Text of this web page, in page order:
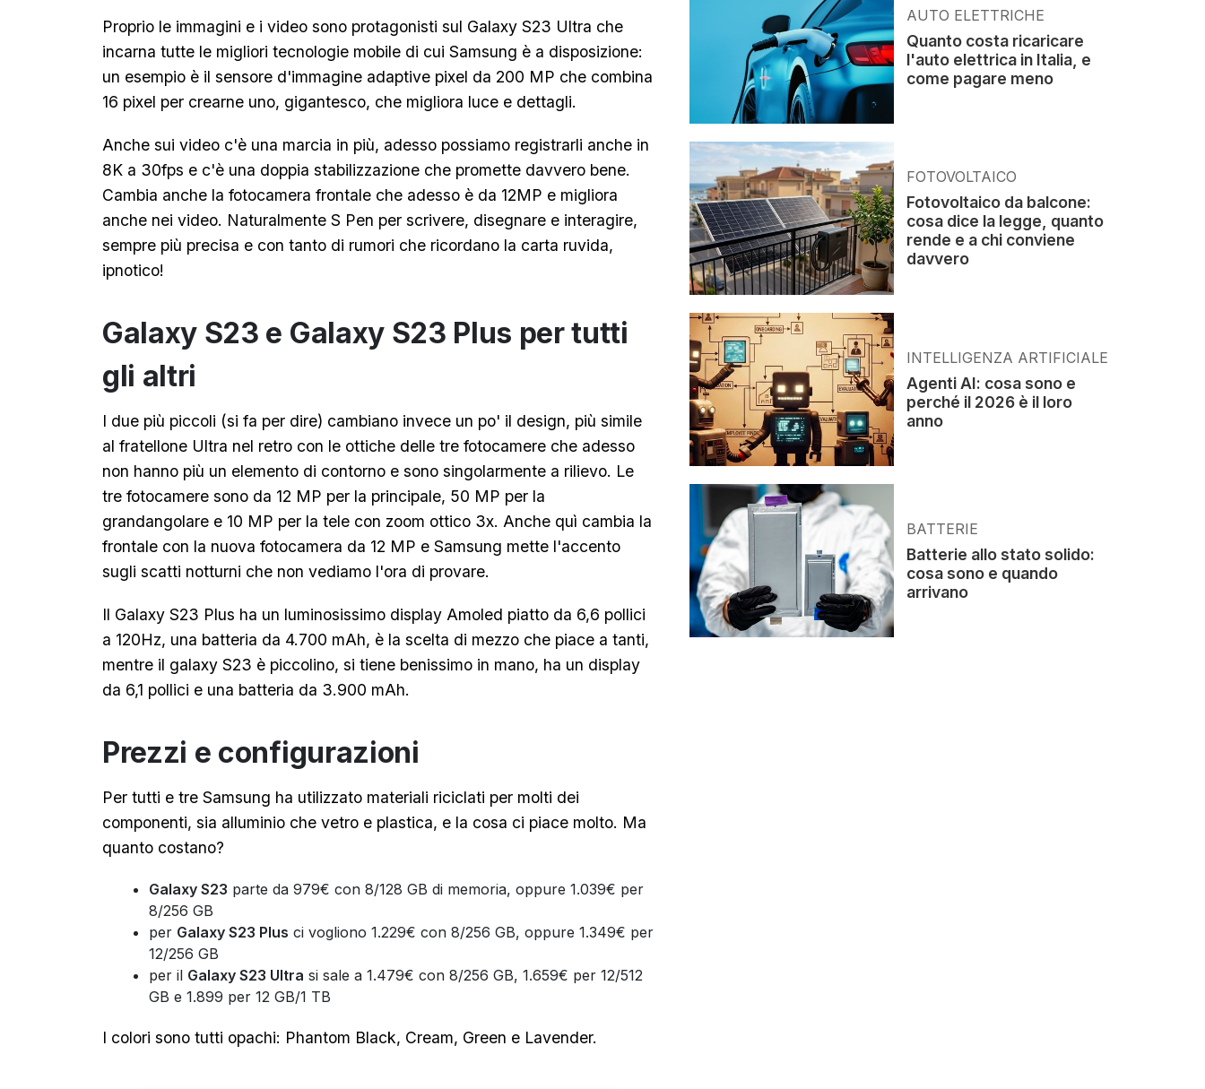
Proprio le immagini e i video sono protagonisti sul Galaxy S23 Ultra che
incarna tutte le migliori tecnologie mobile di cui Samsung è a disposizione:
un esempio è il sensore d'immagine adaptive pixel da 200 MP che combina
16 pixel per crearne uno, gigantesco, che migliora luce e dettagli.
Anche sui video c'è una marcia in più, adesso possiamo registrarli anche in
8K a 30fps e c'è una doppia stabilizzazione che promette davvero bene.
Cambia anche la fotocamera frontale che adesso è da 12MP e migliora
anche nei video. Naturalmente S Pen per scrivere, disegnare e interagire,
sempre più precisa e con tanto di rumori che ricordano la carta ruvida,
ipnotico!
Galaxy S23 e Galaxy S23 Plus per tutti
gli altri
I due più piccoli (si fa per dire) cambiano invece un po' il design, più simile
al fratellone Ultra nel retro con le ottiche delle tre fotocamere che adesso
non hanno più un elemento di contorno e sono singolarmente a rilievo. Le
tre fotocamere sono da 12 MP per la principale, 50 MP per la
grandangolare e 10 MP per la tele con zoom ottico 3x. Anche quì cambia la
frontale con la nuova fotocamera da 12 MP e Samsung mette l'accento
sugli scatti notturni che non vediamo l'ora di provare.
Il Galaxy S23 Plus ha un luminosissimo display Amoled piatto da 6,6 pollici
a 120Hz, una batteria da 4.700 mAh, è la scelta di mezzo che piace a tanti,
mentre il galaxy S23 è piccolino, si tiene benissimo in mano, ha un display
da 6,1 pollici e una batteria da 3.900 mAh.
Prezzi e configurazioni
Per tutti e tre Samsung ha utilizzato materiali riciclati per molti dei
componenti, sia alluminio che vetro e plastica, e la cosa ci piace molto. Ma
quanto costano?
Galaxy S23 parte da 979€ con 8/128 GB di memoria, oppure 1.039€ per
8/256 GB
per Galaxy S23 Plus ci vogliono 1.229€ con 8/256 GB, oppure 1.349€ per
12/256 GB
per il Galaxy S23 Ultra si sale a 1.479€ con 8/256 GB, 1.659€ per 12/512
GB e 1.899 per 12 GB/1 TB
I colori sono tutti opachi: Phantom Black, Cream, Green e Lavender.
AUTO ELETTRICHE
Quanto costa ricaricare
l'auto elettrica in Italia, e
come pagare meno
FOTOVOLTAICO
Fotovoltaico da balcone:
cosa dice la legge, quanto
rende e a chi conviene
davvero
INTELLIGENZA ARTIFICIALE
Agenti AI: cosa sono e
perché il 2026 è il loro
anno
BATTERIE
Batterie allo stato solido:
cosa sono e quando
arrivano